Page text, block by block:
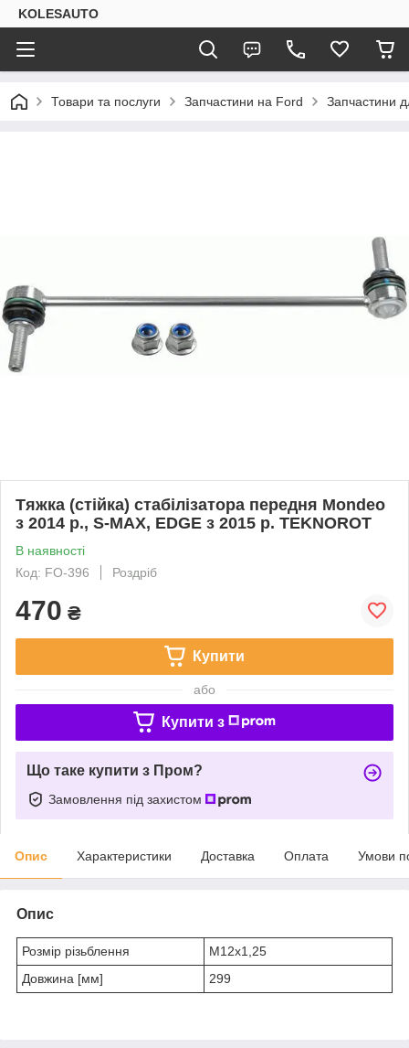
KOLESAUTO
Товари та послуги Запчастини на Ford Запчастини
Тяжка (стійка) стабілізатора передня Mondeo
з 2014 р., S-MAX, EDGE з 2015 р. TEKNOROT
В наявності
Код: FO-396
Роздріб
470 ₴
Купити
або
Купити з
Що таке купити з Пром?
Замовлення під захистом
Опис Характеристики Доставка Оплата Умови
Опис
Розмір різьблення
M12x1,25
Довжина [мм]
299